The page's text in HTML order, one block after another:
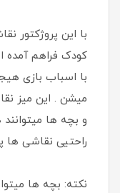
با این پروژکتور
کودک فراهم آمده
با اسباب بازی
میشن . این میز
و بچه ها
راحتیی نقاشی ها
نکته: بچه ها